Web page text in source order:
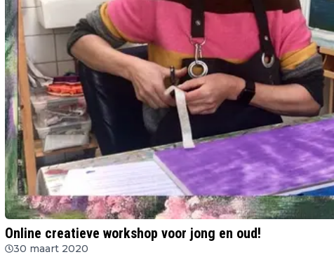
Online creatieve workshop voor jong en oud!
30 maart 2020